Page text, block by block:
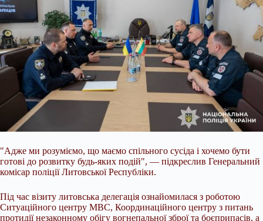
"Адже ми розуміємо, що маємо спільного сусіда і хочемо бути
готові до розвитку будь-яких подій", — підкреслив Генеральний
комісар поліції Литовської Республіки.
Під час візиту литовська делегація ознайомилася з роботою
Ситуаційного центру МВС, Координаційного центру з питань
протидії незаконному обігу вогнепальної зброї та боєприпасів, а